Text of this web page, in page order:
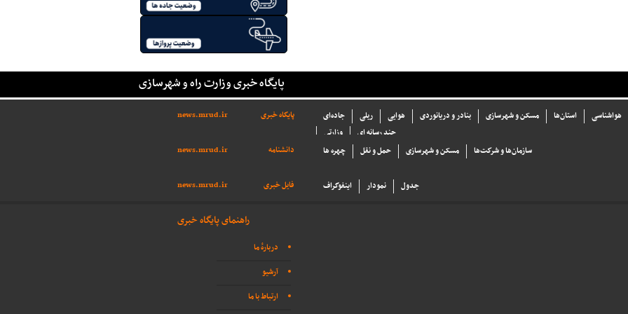
پایگاه خبری وزارت راه و شهرسازی
پایگاه خبری news.mrud.ir جاده‌ای ریلی هوایی بنادر و دریانوردی مسکن و شهرسازی استان‌ها
هواشناسی
وزارتی
چند رسانه ای
دانشنامه
news.mrud.ir چهره ها حمل و نقل مسکن و شهرسازی سازما‌ن‌ها و شركت‌ها
فایل خبری news.mrud.ir اینفوگراف نمودار جدول
راهنمای پایگاه خبری
دربارهٔ ما
آرشیو
ارتباط با ما